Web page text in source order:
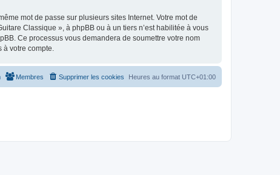
mot de passe sur plusieurs sites Internet. Votre mot de
Classique », à phpBB ou à un tiers n’est habilitée à vous
Ce processus vous demandera de soumettre votre nom
à votre compte.
Heures au format UTC+01:00
Supprimer les cookies
Membres